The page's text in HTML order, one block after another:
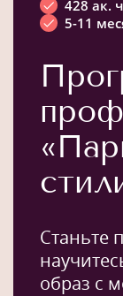
428 ак.
5-11
Станьте
образ с